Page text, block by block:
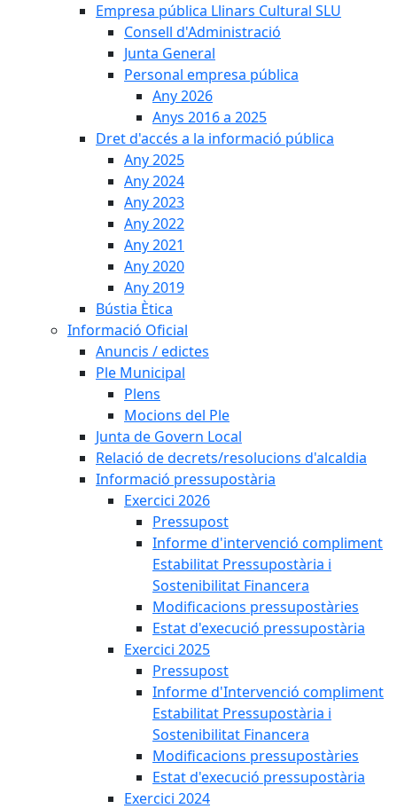
Empresa pública Llinars Cultural SLU
Consell d'Administració
Junta General
Personal empresa pública
Any 2026
Anys 2016 a 2025
Dret d'accés a la informació pública
Any 2025
Any 2024
Any 2023
Any 2022
Any 2021
Any 2020
Any 2019
Bústia Ètica
Informació Oficial
Anuncis / edictes
Ple Municipal
Plens
Mocions del Ple
Junta de Govern Local
Relació de decrets/resolucions d'alcaldia
Informació pressupostària
Exercici 2026
Pressupost
Informe d'intervenció compliment
Estabilitat Pressupostària i
Sostenibilitat Financera
Modificacions pressupostàries
Estat d'execució pressupostària
Exercici 2025
Pressupost
Informe d'Intervenció compliment
Estabilitat Pressupostària i
Sostenibilitat Financera
Modificacions pressupostàries
Estat d'execució pressupostària
Exercici 2024